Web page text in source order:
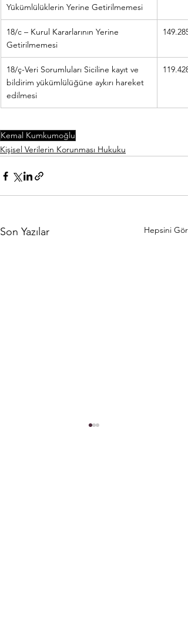
Yükümlülüklerin Yerine Getirilmemesi
18/c – Kurul Kararlarının Yerine
Getirilmemesi
18/ç-Veri Sorumluları Siciline kayıt ve
bildirim yükümlülüğüne aykırı hareket
edilmesi
Kemal Kumkumoğlu
Kişisel Verilerin Korunması Hukuku
Son Yazılar Hepsini Gör